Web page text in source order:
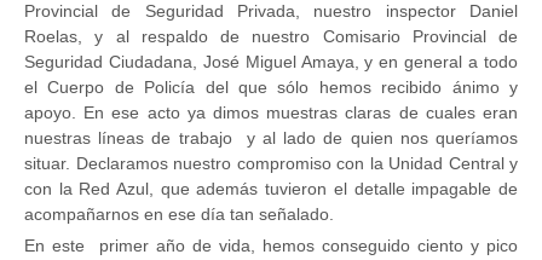
Provincial de Seguridad Privada, nuestro inspector Daniel
Roelas, y al respaldo de nuestro Comisario Provincial de
Seguridad Ciudadana, José Miguel Amaya, y en general a todo
el Cuerpo de Policía del que sólo hemos recibido ánimo y
apoyo. En ese acto ya dimos muestras claras de cuales eran
nuestras líneas de trabajo y al lado de quien nos queríamos
situar. Declaramos nuestro compromiso con la Unidad Central y
con la Red Azul, que además tuvieron el detalle impagable de
acompañarnos en ese día tan señalado.
En este primer año de vida, hemos conseguido ciento y pico